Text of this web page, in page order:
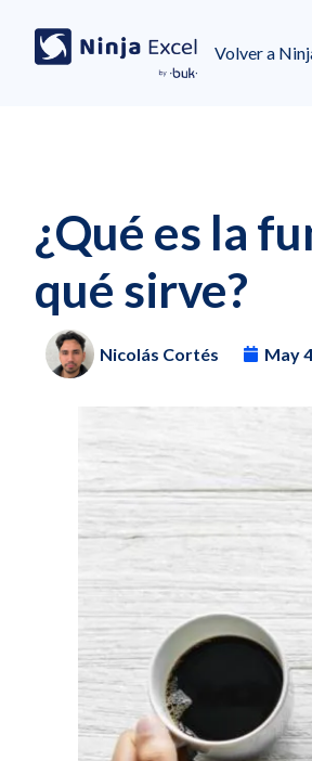
Volver a
¿Qué es la
qué sirve?
Nicolás Cortés May